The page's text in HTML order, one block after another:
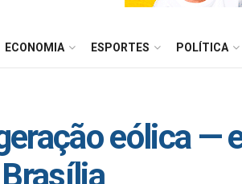
ECONOMIA ESPORTES POLÍTICA
eólica —